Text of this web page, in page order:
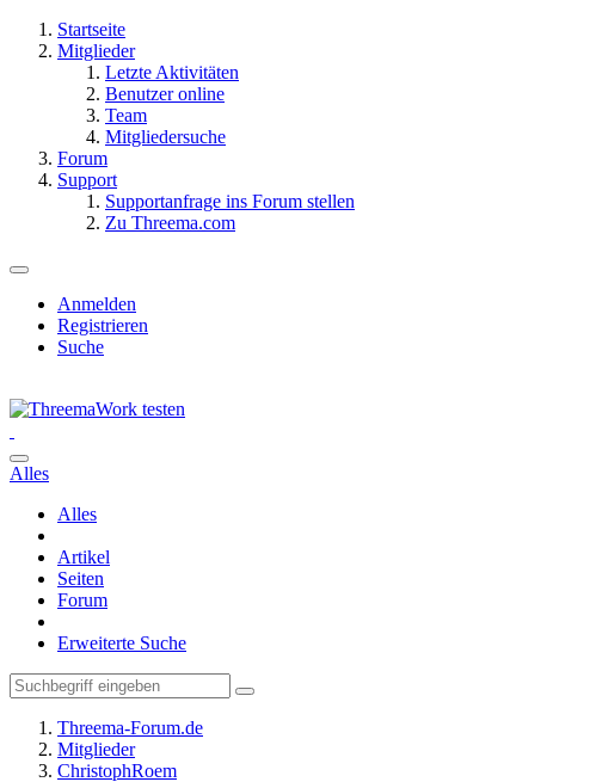
Startseite
Mitglieder
Letzte Aktivitäten
Benutzer online
Team
Mitgliedersuche
Forum
Support
Supportanfrage ins Forum stellen
Zu Threema.com
Anmelden
Registrieren
Suche
Alles
Alles
Artikel
Seiten
Forum
Erweiterte Suche
Threema-Forum.de
Mitglieder
ChristophRoem